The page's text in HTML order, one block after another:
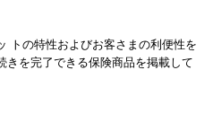
トの特性およびお客さまの利便性を
きを完了できる保険商品を掲載して